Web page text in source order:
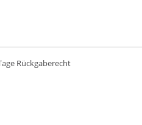
Rückgaberecht